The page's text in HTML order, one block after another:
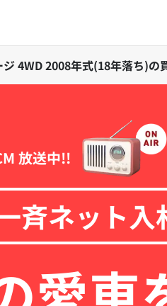
4WD 2008年式(18年落ち)の
放送中!!
斉ネット入